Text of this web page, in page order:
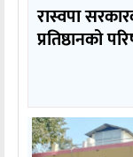
रास्वपा
प्रतिष्ठानको